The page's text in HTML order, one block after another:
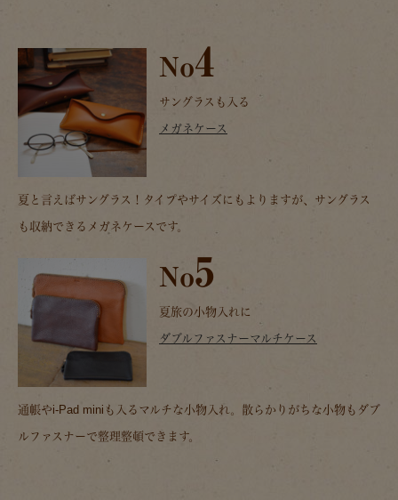
No4
サングラスも入る
メガネケース
夏と言えばサングラス！タイプやサイズにもよりますが、サングラス
も収納できるメガネケースです。
No5
夏旅の小物入れに
ダブルファスナーマルチケース
通帳やi-Pad miniも入るマルチな小物入れ。散らかりがちな小物もダブ
ルファスナーで整理整頓できます。